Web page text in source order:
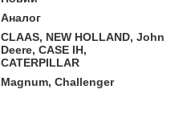
Аналог
CLAAS, NEW HOLLAND, John
Deere, CASE IH,
CATERPILLAR
Magnum, Challenger